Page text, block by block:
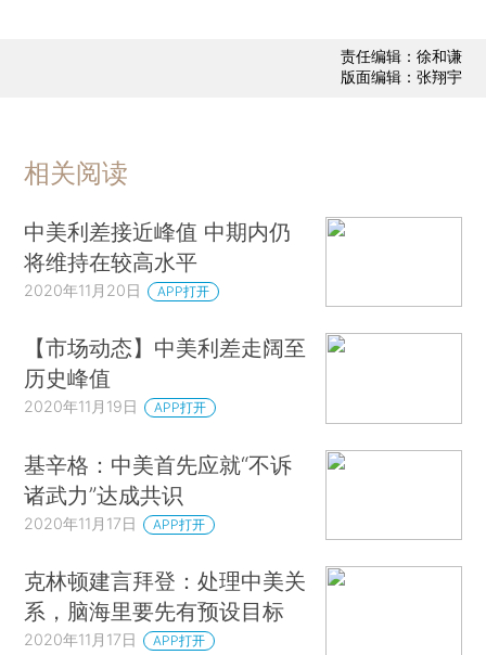
责任编辑：徐和谦
版面编辑：张翔宇
相关阅读
中美利差接近峰值 中期内仍
将维持在较高水平
2020年11月20日 APP打开
【市场动态】中美利差走阔至
历史峰值
2020年11月19日 APP打开
基辛格：中美首先应就“不诉
诸武力”达成共识
2020年11月17日 APP打开
克林顿建言拜登：处理中美关
系，脑海里要先有预设目标
2020年11月17日 APP打开